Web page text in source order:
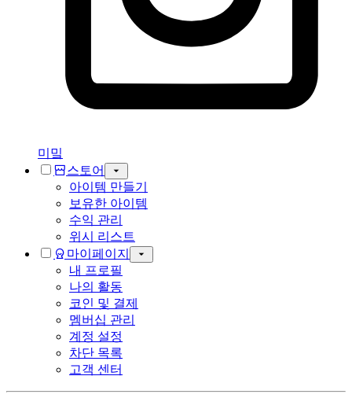
미밐
스토어
아이템 만들기
보유한 아이템
수익 관리
위시 리스트
마이페이지
내 프로필
나의 활동
코인 및 결제
멤버십 관리
계정 설정
차단 목록
고객 센터